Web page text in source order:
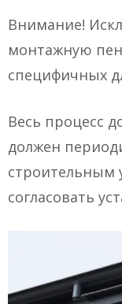
Внимание!
монтажную
специфичных
Весь процесс
должен
строительным
согласовать